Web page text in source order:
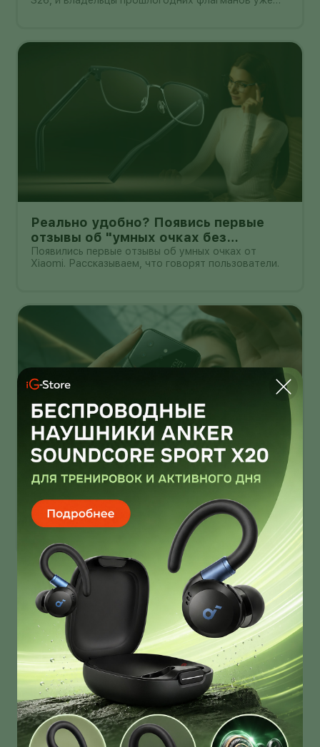
Реально удобно? Появись первые
отзывы об "умных очках без
дисплея" от Xioami
Появились первые отзывы об умных очках от
Xiaomi. Рассказываем, что говорят пользователи.
Infinix Note 60 Ultra от Pininfarina
умеет звонить через спутник
Infinix Note 60 Ultra получил дизайн от Pininfarina!
И это далеко не единственная фича новинки!
О нас
Ответы на вопросы
Персональные данные
Контакты
Оплата, доставка и возврат товара
Оферта